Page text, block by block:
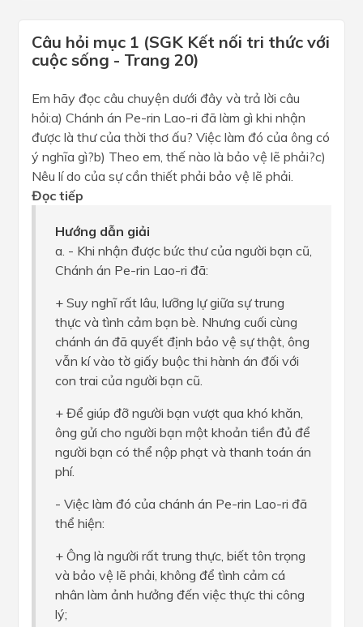
Câu hỏi mục 1 (SGK Kết nối tri thức với
cuộc sống - Trang 20)
Em hãy đọc câu chuyện dưới đây và trả lời câu
hỏi:a) Chánh án Pe-rin Lao-ri đã làm gì khi nhận
được là thư của thời thơ ấu? Việc làm đó của ông có
ý nghĩa gì?b) Theo em, thế nào là bảo vệ lẽ phải?c)
Nêu lí do của sự cần thiết phải bảo vệ lẽ phải.
Đọc tiếp
Hướng dẫn giải
a. - Khi nhận được bức thư của người bạn cũ,
Chánh án Pe-rin Lao-ri đã:
+ Suy nghĩ rất lâu, lưỡng lự giữa sự trung
thực và tình cảm bạn bè. Nhưng cuối cùng
chánh án đã quyết định bảo vệ sự thật, ông
vẫn kí vào tờ giấy buộc thi hành án đối với
con trai của người bạn cũ.
+ Để giúp đỡ người bạn vượt qua khó khăn,
ông gửi cho người bạn một khoản tiền đủ để
người bạn có thể nộp phạt và thanh toán án
phí.
- Việc làm đó của chánh án Pe-rin Lao-ri đã
thể hiện:
+ Ông là người rất trung thực, biết tôn trọng
và bảo vệ lẽ phải, không để tình cảm cá
nhân làm ảnh hưởng đến việc thực thi công
lý;